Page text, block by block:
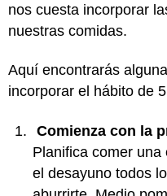
nos cuesta incorporar
nuestras comidas.
Aquí encontrarás
incorporar el hábito de
Comienza con la
Planifica comer
el desayuno todos